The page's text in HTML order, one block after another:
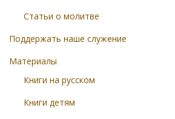
Статьи о молитве
Поддержать наше служение
Материалы
Книги на русском
Книги детям